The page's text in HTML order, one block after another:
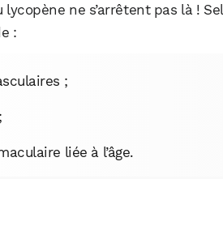
lycopène ne s’arrêtent pas là !
:
;
liée à l’âge.